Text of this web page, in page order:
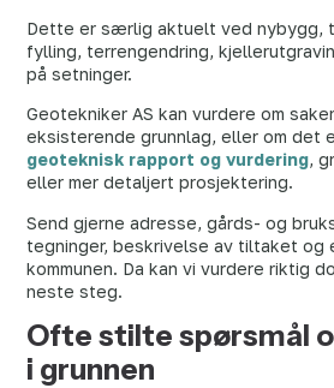
Dette er særlig aktuelt ved nybygg,
fylling, terrengendring,
på setninger.
Geotekniker AS kan vurdere om
eksisterende grunnlag, eller om det
geoteknisk rapport og vurdering,
eller mer detaljert prosjektering.
Send gjerne adresse, gårds- og
tegninger, beskrivelse av tiltaket og
kommunen. Da kan vi vurdere riktig
neste steg.
Ofte stilte spørsmål
i grunnen